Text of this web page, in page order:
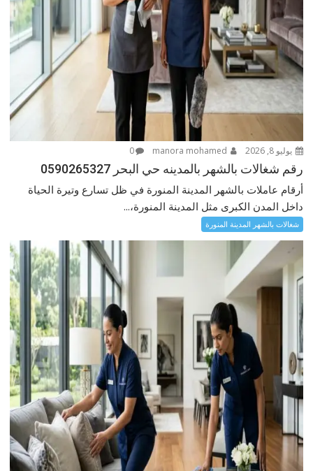
يوليو 8, 2026 0
رقم شغالات بالشهر بالمدينه حي البحر 0590265327
أرقام عاملات بالشهر المدينة المنورة في ظل تسارع وتيرة الحياة
داخل المدن الكبرى مثل المدينة المنورة،...
شغالات بالشهر المدينة المنورة